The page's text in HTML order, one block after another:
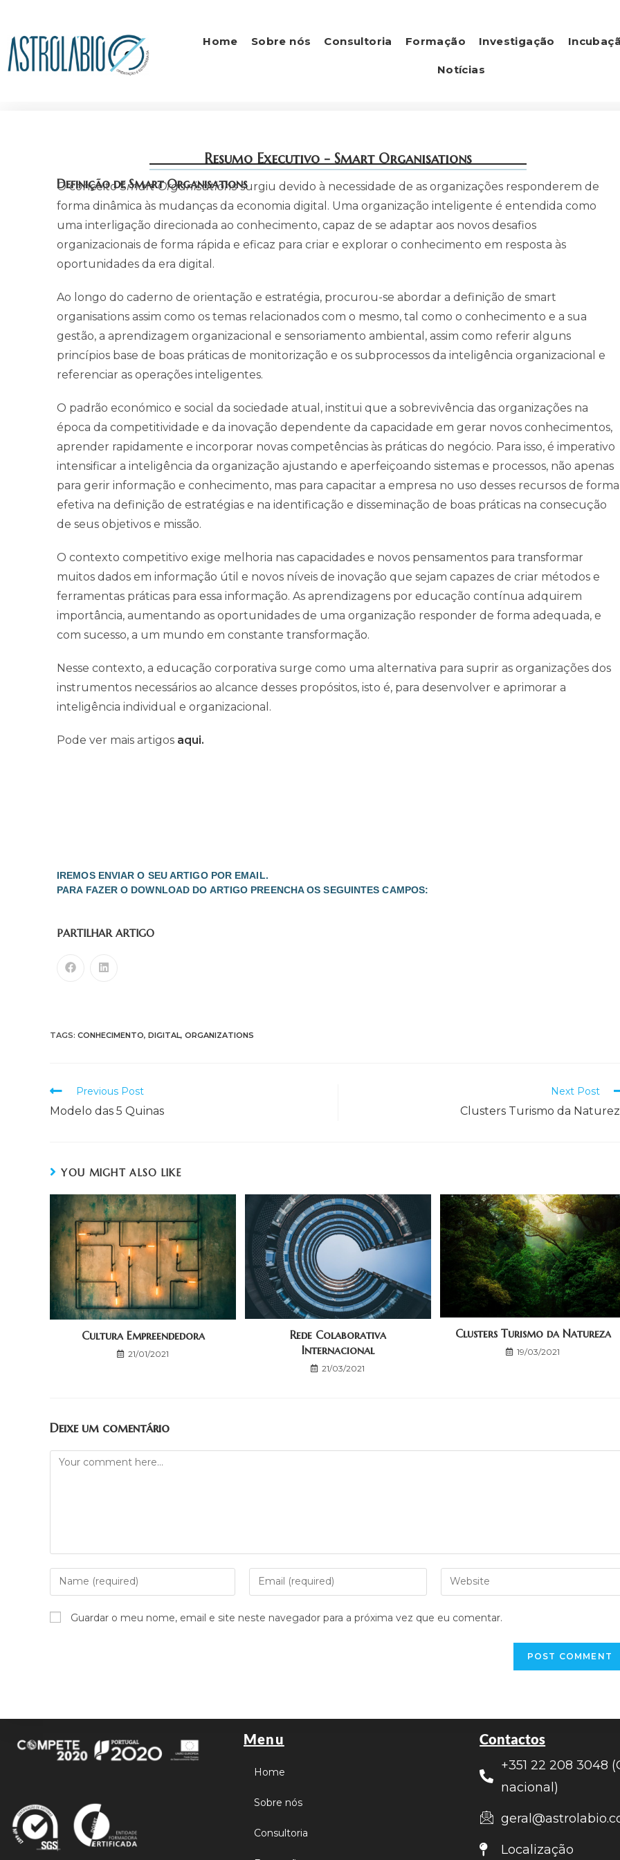
Home Sobre nós Consultoria Formação Investigação
Notícias
Resumo Executivo - Smart Organisations
Definição de Smart Organisations
O conceito Smart Organisationssurgiu devido à necessidade de as organizações responderem de
forma dinâmica às mudanças da economia digital. Uma organização inteligente é entendida como
uma interligação direcionada ao conhecimento, capaz de se adaptar aos novos desafios
organizacionais de forma rápida e eficaz para criar e explorar o conhecimento em resposta às
oportunidades da era digital.
Ao longo do caderno de orientação e estratégia, procurou-se abordar a definição de smart
organisations assim como os temas relacionados com o mesmo, tal como o conhecimento e a sua
gestão, a aprendizagem organizacional e sensoriamento ambiental, assim como referir alguns
princípios base de boas práticas de monitorização e os subprocessos da inteligência organizacional e
referenciar as operações inteligentes.
O padrão económico e social da sociedade atual, institui que a sobrevivência das organizações na
época da competitividade e da inovação dependente da capacidade em gerar novos conhecimentos,
aprender rapidamente e incorporar novas competências às práticas do negócio. Para isso, é imperativo
intensificar a inteligência da organização ajustando e aperfeiçoando sistemas e processos, não apenas
para gerir informação e conhecimento, mas para capacitar a empresa no uso desses recursos de forma
efetiva na definição de estratégias e na identificação e disseminação de boas práticas na consecução
de seus objetivos e missão.
O contexto competitivo exige melhoria nas capacidades e novos pensamentos para transformar
muitos dados em informação útil e novos níveis de inovação que sejam capazes de criar métodos e
ferramentas práticas para essa informação. As aprendizagens por educação contínua adquirem
importância, aumentando as oportunidades de uma organização responder de forma adequada, e
com sucesso, a um mundo em constante transformação.
Nesse contexto, a educação corporativa surge como uma alternativa para suprir as organizações dos
instrumentos necessários ao alcance desses propósitos, isto é, para desenvolver e aprimorar a
inteligência individual e organizacional.
Pode ver mais artigos aqui.
IREMOS ENVIAR O SEU ARTIGO POR EMAIL.
PARA FAZER O DOWNLOAD DO ARTIGO PREENCHA OS SEGUINTES CAMPOS:
PARTILHAR ARTIGO
TAGS: CONHECIMENTO, DIGITAL, ORGANIZATIONS
Previous Post
Modelo das 5 Quinas
Next Post
Clusters Turismo da
YOU MIGHT ALSO LIKE
Cultura Empreendedora
21/01/2021
Rede Colaborativa
Internacional
21/03/2021
Clusters Turismo da Natureza
19/03/2021
Deixe um comentário
Guardar o meu nome, email e site neste navegador para a próxima vez que eu comentar.
Menu
Home
Sobre nós
Consultoria
Contactos
+351 22 208 3048
nacional)
Localização